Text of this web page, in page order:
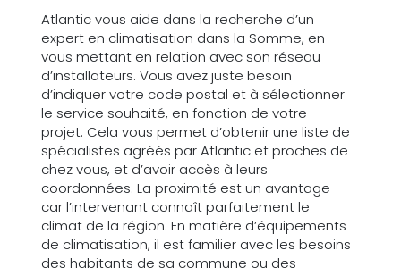
Atlantic vous aide dans la recherche d’un
expert en climatisation dans la Somme, en
vous mettant en relation avec son réseau
d’installateurs. Vous avez juste besoin
d’indiquer votre code postal et à sélectionner
le service souhaité, en fonction de votre
projet. Cela vous permet d’obtenir une liste de
spécialistes agréés par Atlantic et proches de
chez vous, et d’avoir accès à leurs
coordonnées. La proximité est un avantage
car l’intervenant connaît parfaitement le
climat de la région. En matière d’équipements
de climatisation, il est familier avec les besoins
des habitants de sa commune ou des